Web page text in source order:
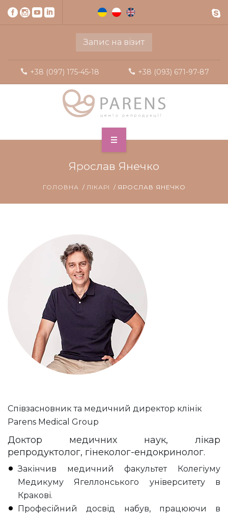
Запис на візит
+38 (097) 175-45-18 +38 (093) 671-97-87
Ярослав Янечко
ГОЛОВНА ЛІКАРІ ЯРОСЛАВ ЯНЕЧКО
Співзасновник та медичний директор клінік
Parens Medical Group
Доктор медичних наук, лікар
репродуктолог, гінеколог-ендокринолог.
Закінчив медичний факультет Колегіуму
Медикуму Ягеллонського університету в
Кракові.
Професійний досвід набув, працюючи в